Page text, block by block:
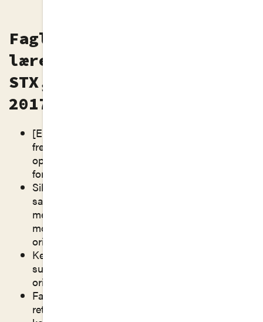
Faglige mål fra
læreplanen Dansk A –
STX, 2017 og Dansk – HF,
2017
[Eleven skal kunne] anvende centrale mundtlige
fremstillingsformer (herunder holde faglige
oplæg og argumentere for et synspunkt) med
formidlingsbevidsthed.
Sikker udtryksfærdighed og kritisk-analytisk
sans fremmer elevernes muligheder for som
medborgere at orientere sig og handle i et
moderne, demokratisk, digitaliseret og globalt
orienteret samfund.
Kernestoffet består af dansksprogede tekster
suppleret med norske og svenske tekster på
originalsprog.
Faglige mål: Her arbejdes metodisk med
retorisk analyse, herunder analyse af